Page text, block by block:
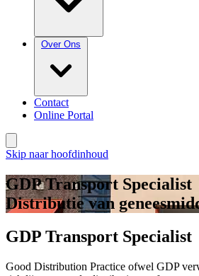
Over Ons
Contact
Online Portal
Skip naar hoofdinhoud
GDP Transport Specialist
Distributie van
GDP Transport Specialist
Good Distribution Practice ofwel GDP